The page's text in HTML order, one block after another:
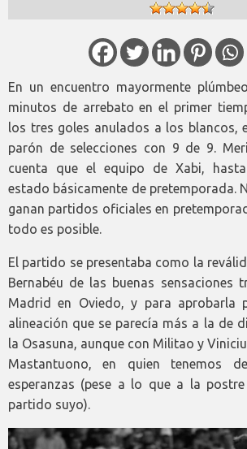
En un encuentro mayormente
minutos de arrebato en el primer
los tres goles anulados a los blancos,
parón de selecciones con 9 de 9.
cuenta que el equipo de Xabi,
estado básicamente de pretemporada.
ganan partidos oficiales en
todo es posible.
El partido se presentaba como la
Bernabéu de las buenas sensaciones
Madrid en Oviedo, y para aprobarla
alineación que se parecía más a la de
la Osasuna, aunque con Militao y
Mastantuono, en quien tenemos
esperanzas (pese a lo que a la
partido suyo).